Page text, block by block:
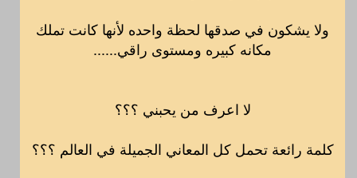
ولا يشكون في صدقها لحظة واحده لأنها كانت تملك
مكانه كبيره ومستوى راقي......
لا اعرف من يحبني ؟؟؟
كلمة رائعة تحمل كل المعاني الجميلة في العالم ؟؟؟